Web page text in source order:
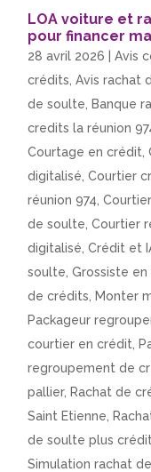
LOA voiture et
pour financer
28 avril 2026 |Avis
crédits ,Avis rachat
de soulte
Banque
credits la réunion
Courtage en crédit ,
digitalisé ,Courtier
réunion 974 ,
de soulte ,Courtier
digitalisé ,Crédit et
soulte ,Grossiste
de crédits
Monter
Packageur
courtier en crédit
regroupement de
pallier, Rachat de
Saint Etienne
de soulte plus crédit
Simulation rachat